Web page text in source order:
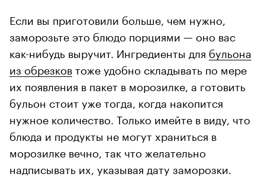
Если вы приготовили больше, чем нужно,
заморозьте это блюдо порциями — оно вас
как-нибудь выручит. Ингредиенты для бульона
из обрезковтоже удобно складывать по мере
их появления в пакет в морозилке, а готовить
бульон стоит уже тогда, когда накопится
нужное количество. Только имейте в виду, что
блюда и продукты не могут храниться в
морозилке вечно, так что желательно
надписывать их, указывая дату заморозки.